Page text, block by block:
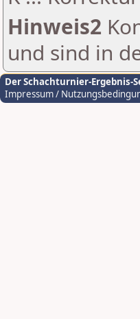
Hinweis2
und sind in
Der Schachturnier-Ergebnis-
Impressum /